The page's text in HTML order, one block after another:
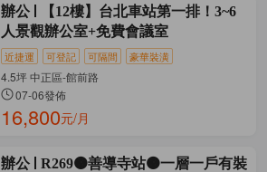
辦公
【12樓】台北車站第一排！3~6
人景觀辦公室+免費會議室
近捷運 可登記 可隔間 豪華裝潢
4.5坪 中正區-館前路
07-06發佈
16,800元/月
辦公
R269🟠善導寺站🟠一層一戶有裝